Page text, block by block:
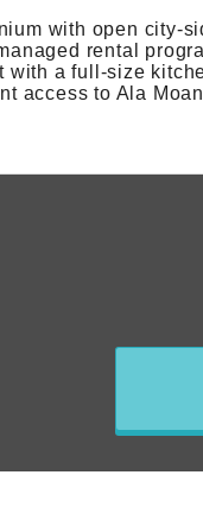
with open city-
rental
a full-size
access to Ala